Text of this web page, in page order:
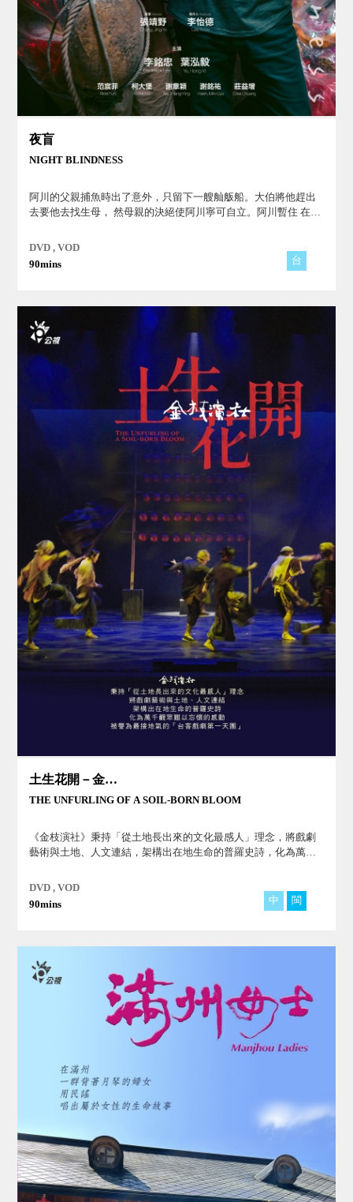
夜盲
NIGHT BLINDNESS
阿川的⽗親捕⿂時出了意外，只留下⼀艘舢舨船。⼤伯將他趕出
去要他去找⽣⺟， 然⺟親的決絕使阿川寧可⾃⽴。阿川暫住 在臨
他佔據⽼廟閣 樓，阿川卻意外發現⿊叔夜盲的秘密......
DVD , VOD
90mins
台
土生花開－金枝演社
THE UNFURLING OF A SOIL-BORN BLOOM
《金枝演社》秉持「從土地長出來的文化最感人」理念，將戲劇
藝術與土地、人文連結，架構出在地生命的普羅史詩，化為萬千
團」！
DVD , VOD
90mins
中 閩